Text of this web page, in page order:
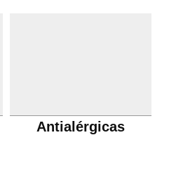
Antialérgicas